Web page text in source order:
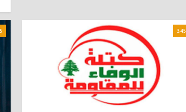
3:45